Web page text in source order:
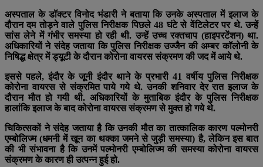
अस्पताल के डॉक्टर विनोद भंडारी ने बताया कि उनके अस्पताल में इलाज के
दौरान दम तोड़ने वाले पुलिस निरीक्षक पिछले 48 घंटे से वेंटिलेटर पर थे. उन्हें
सांस लेने में गंभीर समस्या हो रही थी. उन्हें उच्च रक्तचाप (हाइपरटेंशन) था.
अधिकारियों ने संदेह जताया कि पुलिस निरीक्षक उज्जैन की अम्बर कॉलोनी के
निषिद्ध क्षेत्र में ड्यूटी के दौरान कोरोना वायरस संक्रमण की जद में आये थे.
इससे पहले, इंदौर के जूनी इंदौर थाने के प्रभारी 41 वर्षीय पुलिस निरीक्षक
कोरोना वायरस से संक्रमित पाये गये थे. उनकी शनिवार देर रात इलाज के
दौरान मौत हो गयी थी. अधिकारियों के मुताबिक इंदौर के पुलिस निरीक्षक
हालांकि इलाज के बाद कोरोना वायरस संक्रमण से मुक्त हो गये थे.
चिकित्सकों ने संदेह जताया है कि उनकी मौत का तात्कालिक कारण पल्मोनरी
एम्बोलिज्म (धमनी में खून का थक्का जमने से जुड़ी समस्या) है, लेकिन इस बात
की भी संभावना है कि उनमें पल्मोनरी एम्बोलिज्म की समस्या कोरोना वायरस
संक्रमण के कारण ही उत्पन्न हुई हो.